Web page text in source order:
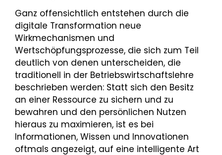
Ganz offensichtlich entstehen durch die
digitale Transformation neue
Wirkmechanismen und
Wertschöpfungsprozesse, die sich zum Teil
deutlich von denen unterscheiden, die
traditionell in der Betriebswirtschaftslehre
beschrieben werden: Statt sich den Besitz
an einer Ressource zu sichern und zu
bewahren und den persönlichen Nutzen
hieraus zu maximieren, ist es bei
Informationen, Wissen und Innovationen
oftmals angezeigt, auf eine intelligente Art